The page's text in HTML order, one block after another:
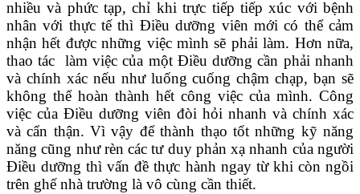
nhiều và phức tạp, chỉ khi trực tiếp tiếp xúc với bệnh
nhân với thực tế thì Điều dưỡng viên mới có thể cảm
nhận hết được những việc mình sẽ phải làm. Hơn nữa,
thao tác làm việc của một Điều dưỡng cần phải nhanh
và chính xác nếu như luống cuống chậm chạp, bạn sẽ
không thể hoàn thành hết công việc của mình. Công
việc của Điều dưỡng viên đòi hỏi nhanh và chính xác
và cẩn thận. Vì vậy để thành thạo tốt những kỹ năng
năng cũng như rèn các tư duy phản xạ nhanh của người
Điều dưỡng thì vấn đề thực hành ngay từ khi còn ngồi
trên ghế nhà trường là vô cùng cần thiết.